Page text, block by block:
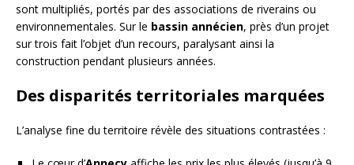
sont multipliés, portés par des associations de riverains ou
environnementales. Sur le bassin annécien, près d’un projet
sur trois fait l’objet d’un recours, paralysant ainsi la
construction pendant plusieurs années.
Des disparités territoriales marquées
L’analyse fine du territoire révèle des situations contrastées :